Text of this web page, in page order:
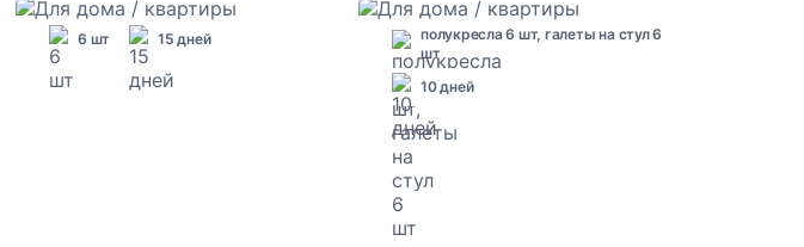
6 шт 15 дней
полукресла 6 шт, галеты на стул 6
шт
10 дней